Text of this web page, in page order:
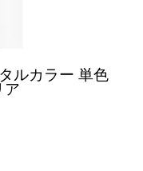
ルカラー 単色
ア